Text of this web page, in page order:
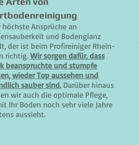
höchste Ansprüche an
und Bodenglanz
der ist beim Profireiniger Rhein-
richtig.Wir sorgen dafür, dass
beanspruchte und stumpfe
wieder Top aussehen und
sauber sind.Darüber hinaus
wir auch die optimale Pflege,
Ihr Boden noch sehr viele Jahre
aussieht.